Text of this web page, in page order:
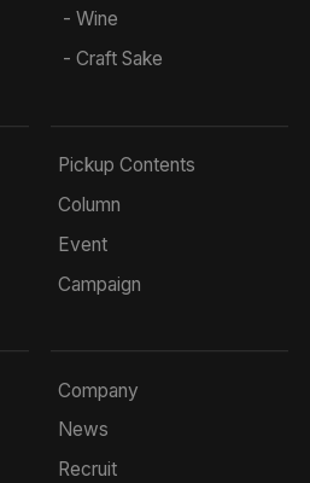
- Wine
- Craft Sake
Pickup Contents
Column
Event
Campaign
Company
News
Recruit